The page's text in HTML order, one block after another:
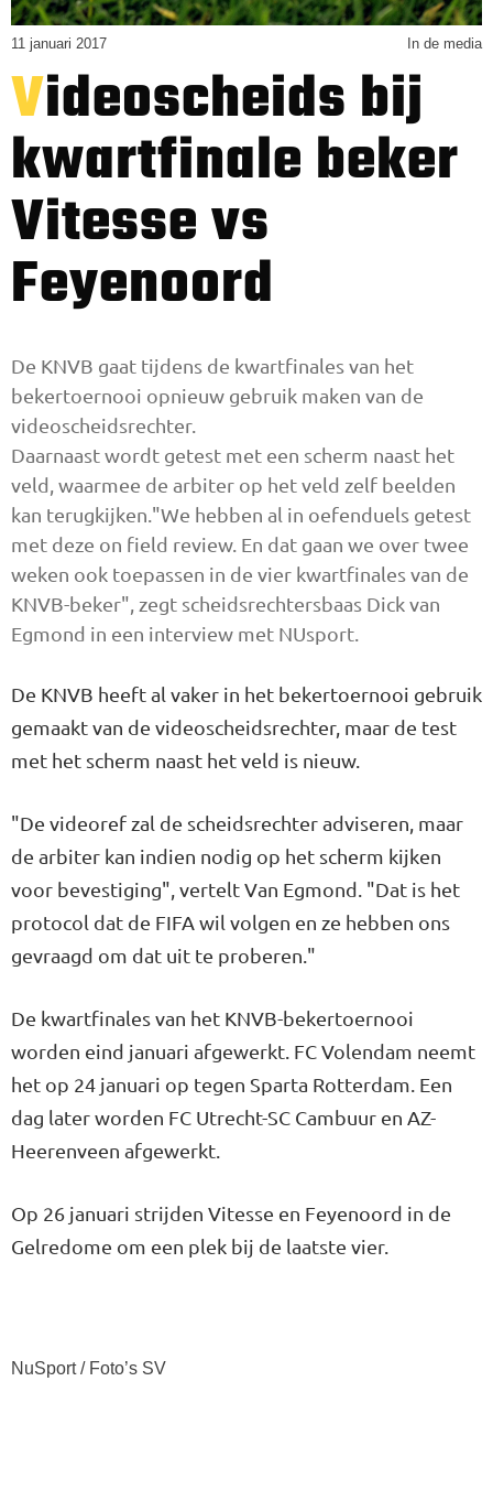
11 januari 2017 In de media
Videoscheids bij
kwartfinale beker
Vitesse vs
Feyenoord
De KNVB gaat tijdens de kwartfinales van het
bekertoernooi opnieuw gebruik maken van de
videoscheidsrechter.
Daarnaast wordt getest met een scherm naast het
veld, waarmee de arbiter op het veld zelf beelden
kan terugkijken."We hebben al in oefenduels getest
met deze on field review. En dat gaan we over twee
weken ook toepassen in de vier kwartfinales van de
KNVB-beker", zegt scheidsrechtersbaas Dick van
Egmond in een interview met NUsport.
De KNVB heeft al vaker in het bekertoernooi gebruik
gemaakt van de videoscheidsrechter, maar de test
met het scherm naast het veld is nieuw.
"De videoref zal de scheidsrechter adviseren, maar
de arbiter kan indien nodig op het scherm kijken
voor bevestiging", vertelt Van Egmond. "Dat is het
protocol dat de FIFA wil volgen en ze hebben ons
gevraagd om dat uit te proberen."
De kwartfinales van het KNVB-bekertoernooi
worden eind januari afgewerkt. FC Volendam neemt
het op 24 januari op tegen Sparta Rotterdam. Een
dag later worden FC Utrecht-SC Cambuur en AZ-
Heerenveen afgewerkt.
Op 26 januari strijden Vitesse en Feyenoord in de
Gelredome om een plek bij de laatste vier.
NuSport / Foto’s SV